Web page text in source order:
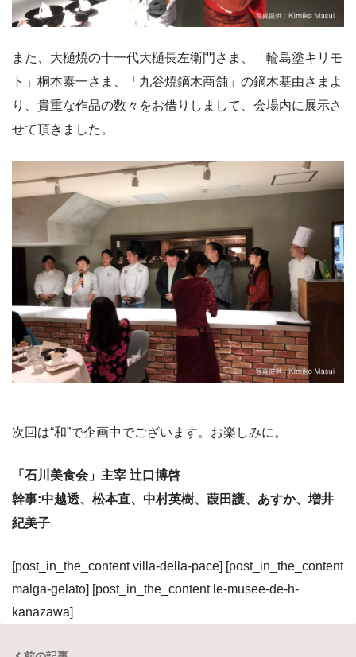
また、大樋焼の十一代大樋長左衛門さま、「輪島塗キリモ
ト」桐本泰一さま、「九谷焼鏑木商舗」の鏑木基由さまよ
り、貴重な作品の数々をお借りしまして、会場内に展示さ
せて頂きました。
次回は“和”で企画中でございます。お楽しみに。
「石川美食会」主宰 辻口博啓
幹事:中越透、松本直、中村英樹、葭田護、あすか、増井
紀美子
[post_in_the_content villa-della-pace] [post_in_the_content
malga-gelato] [post_in_the_content le-musee-de-h-
kanazawa]